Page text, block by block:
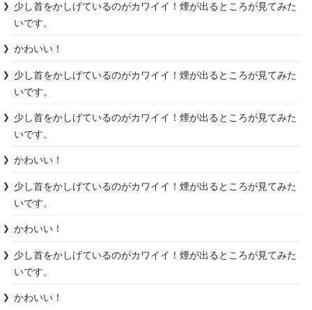
少し首をかしげているのがカワイイ！煙が出るところが見てみた
いです。
かわいい！
少し首をかしげているのがカワイイ！煙が出るところが見てみた
いです。
少し首をかしげているのがカワイイ！煙が出るところが見てみた
いです。
かわいい！
少し首をかしげているのがカワイイ！煙が出るところが見てみた
いです。
かわいい！
少し首をかしげているのがカワイイ！煙が出るところが見てみた
いです。
かわいい！